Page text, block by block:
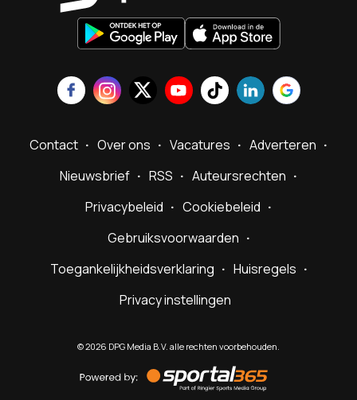
Contact Over ons Vacatures
Adverteren
Nieuwsbrief
RSS
Auteursrechten
Privacybeleid
Cookiebeleid
Gebruiksvoorwaarden
Toegankelijkheidsverklaring
Huisregels
Privacy instellingen
©2026 DPG Media B.V. alle rechten voorbehouden.
by
Sportal365